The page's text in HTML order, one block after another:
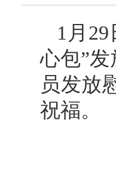
1月
心包”
员发放
祝福。